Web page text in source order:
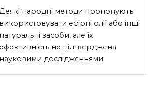
Деякі народні методи пропонують
використовувати ефірні олії або інші
натуральні засоби, але їх
ефективність не підтверджена
науковими дослідженнями.